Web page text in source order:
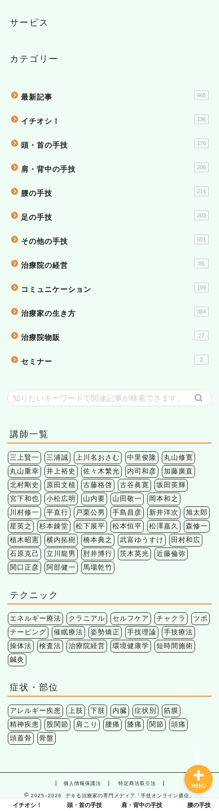
サービス
カテゴリー
最新記事 465
イチオシ！ 136
頭・首の手技 176
肩・背中の手技 206
腰の手技 214
足の手技 203
その他の手技 651
治療院の経営 85
コミュニケーション 199
治療家の生き方 384
治療院物販 27
セミナー 2
講師一覧
三上賢一 三浦誠 上川名おさむ 中里俊隆
丸山修寛
丸山重幸
井上裕史 佐々木繁光 内司和彦
加藤廣直
北村剛史
原田文植 古藤格啓 古谷眞寛
坂田英輝
宮下和也
小松広明 山内要 山田敬一
岡本和之
川村修一
平直行 戸栗公男 手島昌彦 新井洋次
旭太郎
星英之
杉本錬堂 松下展平 松本恒平 松澤嘉久
森修一
植木昭憲
横内拓樹 橋本典之 武富ゆうすけ
田村和広
石原克己
立川龍男 肘井博行 茨木英光
近藤倫弥
関口正彦
阿部健一 馬場乾竹
テクニック
エネルギー療法 クラニアル セルフケア チャクラ
ツボ
テーピング
催眠療法 姿勢矯正 手技理論
手技療法
操体法
検査法 治療院経営 環境健康学
短時間施術
鍼灸
症状・部位
アレルギー疾患 上肢 下肢 内臓 症状別
筋膜
精神疾患
股関節 肩こり 腰痛 膝痛 関節
頭痛
頭蓋骨
骨盤
個人情報保護法 特定商法取引法
2025–2026 デキる治療家の専門メディア「手技オンライン通信」
イチオシ！ 頭・首の手技 肩・背中の手技 腰の手技
MENU